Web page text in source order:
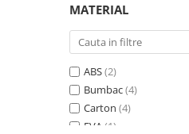
Crem/Verde
Diverse culori
Galben(2)
Gri(4)
Lemn(2)
Multicolor
Negru
MATERIAL
ABS(2)
Bumbac(4)
Carton (4)
EVA (1)